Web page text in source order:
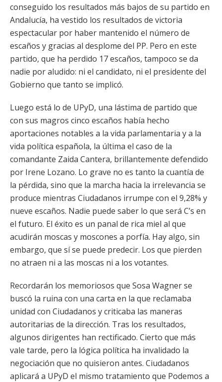
conseguido los resultados más bajos de su partido en
Andalucía, ha vestido los resultados de victoria
espectacular por haber mantenido el número de
escaños y gracias al desplome del PP. Pero en este
partido, que ha perdido 17 escaños, tampoco se da
nadie por aludido: ni el candidato, ni el presidente del
Gobierno que tanto se implicó.
Luego está lo de UPyD, una lástima de partido que
con sus magros cinco escaños había hecho
aportaciones notables a la vida parlamentaria y a la
vida política española, la última el caso de la
comandante Zaida Cantera, brillantemente defendido
por Irene Lozano. Lo grave no es tanto la cuantía de
la pérdida, sino que la marcha hacia la irrelevancia se
produce mientras Ciudadanos irrumpe con el 9,28% y
nueve escaños. Nadie puede saber lo que será C’s en
el futuro. El éxito es un panal de rica miel al que
acudirán moscas y moscones a porfía. Hay algo, sin
embargo, que sí se puede predecir. Los que pierden
no atraen ni a las moscas ni a los votantes.
Recordarán los memoriosos que Sosa Wagner se
buscó la ruina con una carta en la que reclamaba
unidad con Ciudadanos y criticaba las maneras
autoritarias de la dirección. Tras los resultados,
algunos dirigentes han rectificado. Cierto que más
vale tarde, pero la lógica política ha invalidado la
negociación que no quisieron antes. Ciudadanos
aplicará a UPyD el mismo tratamiento que Podemos a